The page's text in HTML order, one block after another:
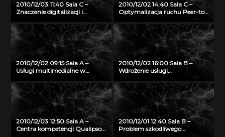
2010/12/03 11:40 Sala C –
Znaczenie digitalizacji i
archiwalnych w Internecie dla
rozwoju nowych inicjatyw
społecznych
2010/12/02 14:40 Sala C –
Optymalizacja ruchu Peer-to-
2010/12/02 09:15 Sala A –
Usługi multimedialne w
Komputerowej – TASK
2010/12/02 16:00 Sala B –
Wdrożenie usługi
PIONIER
2010/12/03 12:50 Sala A –
Centra kompetencji Qualipso –
2010/12/01 12:40 Sala B –
Problem szkodliwego